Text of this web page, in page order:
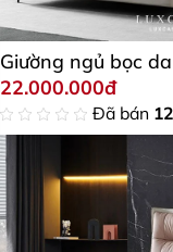
Giường ngủ bọc
22.000.000đ
Đã bán